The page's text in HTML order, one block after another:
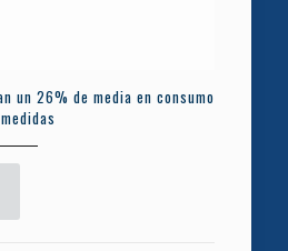
un 26% de media en consumo